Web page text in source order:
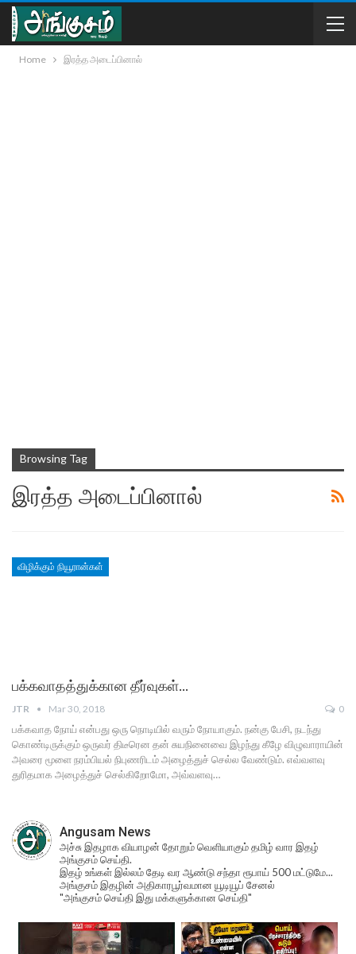
Home இரத்த அடைப்பினால்
Browsing Tag
இரத்த அடைப்பினால்
விழிக்கும் நியூரான்கள்
பக்கவாதத்துக்கான தீர்வுகள்…
JTR Mar 30, 2018 0
பக்கவாத நோய் என்பது ஒரு நொடியில் வரும் நோயாகும். நன்கு பேசி, நடந்து
கொண்டிருக்கும் ஒருவர் திடீரென தன் சுயநினைவை இழந்து கீழே விழுவாராயின்
அவரை மூளை நரம்பியல் நிபுணரிடம் அழைத்துச் செல்ல வேண்டும். எவ்வளவு
துரிதமாக அழைத்துச் செல்கிறோமோ, அவ்வளவு…
Angusam News
அச்சு இதழாக வியாழன் தோறும் வெளியாகும் தமிழ் வார இதழ்
அங்குசம் செய்தி.
இதழ் உங்கள் இல்லம் தேடி வர ஆண்டு சந்தா ரூபாய் 500 மட்டுமே...
அங்குசம் இதழின் அதிகாரபூர்வமான யூடியூப் சேனல்
"அங்குசம் செய்தி இது மக்களுக்கான செய்தி"